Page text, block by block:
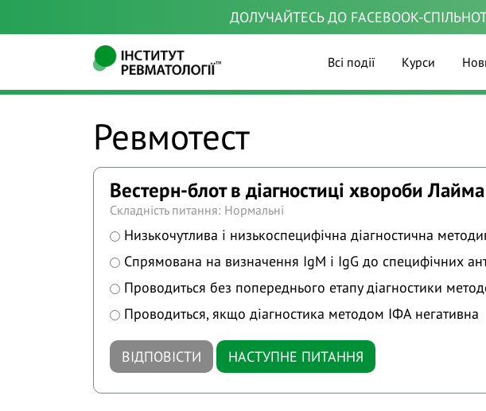
ДОЛУЧАЙТЕСЬ ДО FACEBOOK-
Всі події Курси
Ревмотест
Вестерн-блот в діагностиці хвороби
Складність питання: Нормальні
Низькочутлива і низькоспецифічна діагностична
Спрямована на визначення IgM і IgG до специфічних
Проводиться без попереднього етапу діагностики
Проводиться, якщо діагностика методом ІФА негативна
ВІДПОВІСТИ НАСТУПНЕ ПИТАННЯ